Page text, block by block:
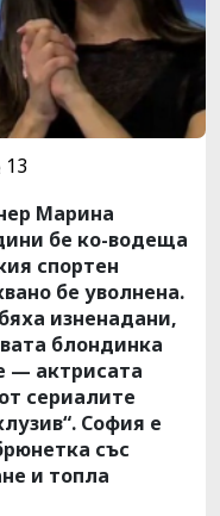
13
Марина
бе ко-водеща
спортен
бе уволнена.
изненадани,
блондинка
— актрисата
сериалите
София е
със
и топла